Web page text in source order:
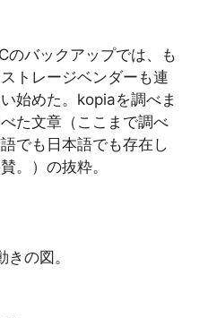
のバックアップでは、も
トレージベンダーも連
始めた。kopiaを調べま
た文章（ここまで調べ
でも日本語でも存在し
。）の抜粋。
の図。